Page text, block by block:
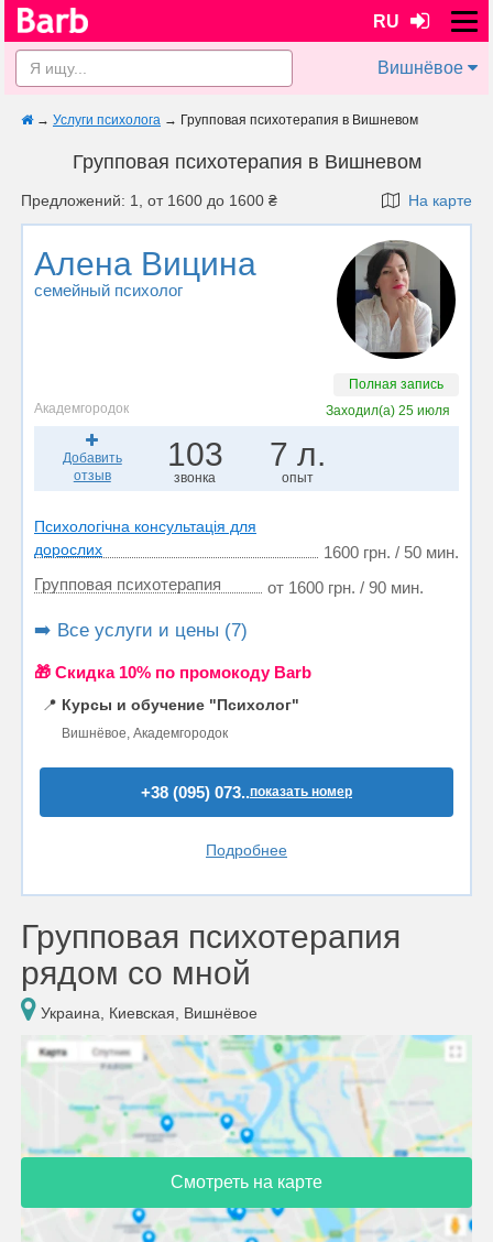
RU
Вишнёвое
→ Услуги психолога → Групповая психотерапия в Вишневом
Групповая психотерапия в Вишневом
Предложений: 1, от 1600 до 1600 ₴ На карте
Алена Вицина
семейный психолог
Полная запись
Академгородок
Заходил(а)25 июля
Добавить
отзыв
103
звонка
7 л.
опыт
Психологічна консультація для
дорослих
1600 грн. / 50 мин.
Групповая психотерапия
от 1600 грн. / 90 мин.
➡️ Все услуги и цены (7)
🎁 Cкидка 10% по промокоду Barb
📍 Курсы и обучение "Психолог"
Вишнёвое, Академгородок
+38 (095) 073..показать номер
Подробнее
Групповая психотерапия
рядом со мной
Украина, Киевская, Вишнёвое
Смотреть на карте